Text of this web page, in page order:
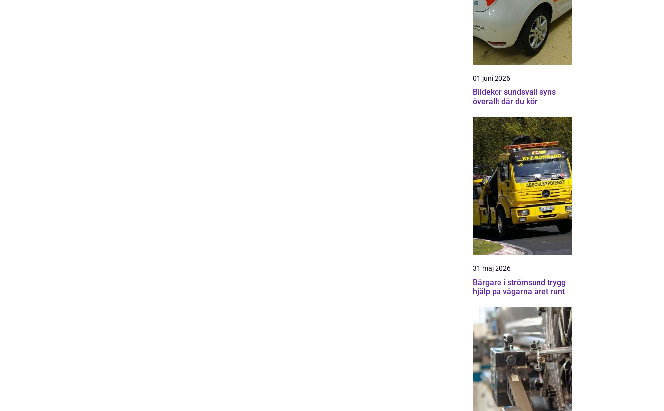
01 juni 2026
Bildekor sundsvall syns
överallt där du kör
31 maj 2026
Bärgare i strömsund trygg
hjälp på vägarna året runt